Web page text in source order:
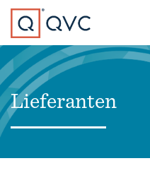
Lieferanten